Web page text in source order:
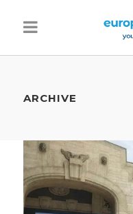
ARCHIVE